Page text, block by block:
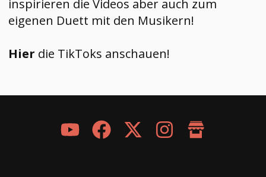
inspirieren die Videos aber auch zum
eigenen Duett mit den Musikern!
Hier die TikToks anschauen!